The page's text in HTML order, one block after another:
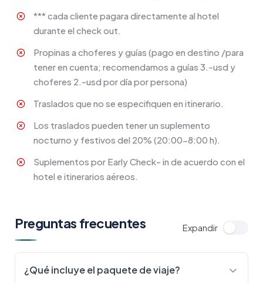
*** cada cliente pagara directamente al hotel
durante el check out.
Propinas a choferes y guías (pago en destino /para
tener en cuenta; recomendamos a guías 3.-usd y
choferes 2.-usd por día por persona)
Traslados que no se especifiquen en itinerario.
Los traslados pueden tener un suplemento
nocturno y festivos del 20% (20:00-8:00 h).
Suplementos por Early Check- in de acuerdo con el
hotel e itinerarios aéreos.
Preguntas frecuentes
¿Qué incluye el paquete de viaje?